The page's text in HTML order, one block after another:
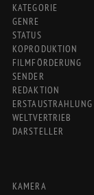
KATEGORIE
GENRE
STATUS
KOPRODUKTION
FILMFÖRDERUNG
SENDER
REDAKTION
ERSTAUSTRAHLUNG
WELTVERTRIEB
DARSTELLER
KAMERA